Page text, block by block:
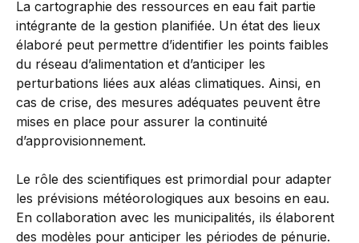
La cartographie des ressources en eau fait partie
intégrante de la gestion planifiée. Un état des lieux
élaboré peut permettre d’identifier les points faibles
du réseau d’alimentation et d’anticiper les
perturbations liées aux aléas climatiques. Ainsi, en
cas de crise, des mesures adéquates peuvent être
mises en place pour assurer la continuité
d’approvisionnement.
Le rôle des scientifiques est primordial pour adapter
les prévisions météorologiques aux besoins en eau.
En collaboration avec les municipalités, ils élaborent
des modèles pour anticiper les périodes de pénurie.